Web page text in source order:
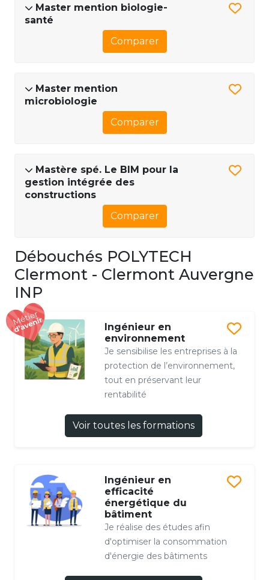
Master mention biologie-
santé
Comparer
Master mention
microbiologie
Comparer
Mastère spé. Le BIM pour la
gestion intégrée des
constructions
Comparer
Débouchés POLYTECH
Clermont - Clermont Auvergne
INP
Ingénieur en
environnement
Je sensibilise les entreprises à la
protection de l’environnement,
tout en préservant leur
rentabilité
Voir toutes les formations
Ingénieur en
efficacité
énergétique du
bâtiment
Je réalise des études afin
d'optimiser la consommation
d'énergie des bâtiments